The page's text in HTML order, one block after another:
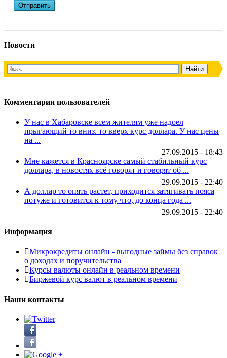
Новости
Комментарии пользователей
У нас в Хабаровске всем жителям уже надоел
прыгающий то вниз. то вверх курс доллара. У нас цены
на ...
27.09.2015 - 18:43
Мне кажется в Красноярске самый стабильный курс
доллара, в новостях всё говорят и говорят об ...
29.09.2015 - 22:40
А доллар то опять растет, приходится затягивать пояса
потуже и готовится к тому что, до конца года ...
29.09.2015 - 22:40
Информация
Микрокредиты онлайн - выгодные займы без справок
о доходах и поручительства
Курсы валюты онлайн в реальном времени
Биржевой курс валют в реальном времени
Наши контакты